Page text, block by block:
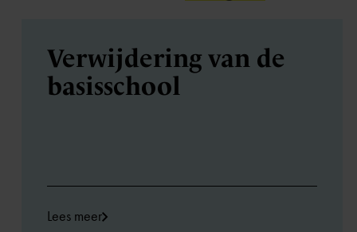
Verwijdering van de
basisschool
Lees meer